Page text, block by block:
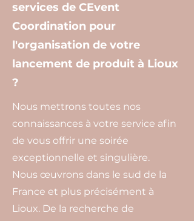
services de CEvent
Coordination pour
l'organisation de votre
lancement de produit à Lioux
?
Nous mettrons toutes nos
connaissances à votre service afin
de vous offrir une soirée
exceptionnelle et singulière.
Nous œuvrons dans le sud de la
France et plus précisément à
Lioux. De la recherche de